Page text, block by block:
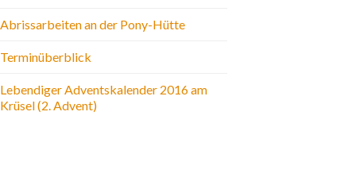
Abrissarbeiten an der Pony-Hütte
Terminüberblick
Lebendiger Adventskalender 2016 am
Krüsel (2. Advent)